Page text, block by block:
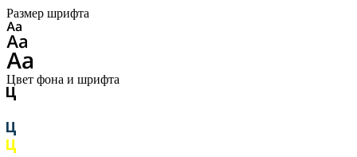
Размер шрифта
Цвет фона и шрифта